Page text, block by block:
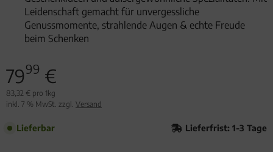
Leidenschaft gemacht für unvergessliche
Genussmomente, strahlende Augen & echte Freude
beim Schenken
7999 €
83,32 € pro 1kg
inkl. 7 % MwSt. zzgl. Versand
Lieferbar Lieferfrist: 1-3 Tage